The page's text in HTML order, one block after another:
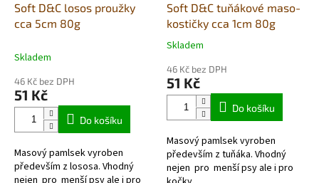
Soft D&C losos proužky
cca 5cm 80g
Skladem
46 Kč bez DPH
51 Kč
Do košíku
Masový pamlsek vyroben
především z lososa. Vhodný
Soft D&C tuňákové maso-
kostičky cca 1cm 80g
Průměrné
produktu
je
hvězdiček.
Skladem
46 Kč bez DPH
51 Kč
Do košíku
Masový pamlsek vyroben
především z tuňáka. Vhodný
nejen pro menší psy ale i pro